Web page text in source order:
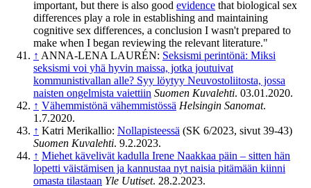
important, but there is also good evidence that biological sex
differences play a role in establishing and maintaining
cognitive sex differences, a conclusion I wasn't prepared to
make when I began reviewing the relevant literature."
↑ ANNA-LENA LAURÉN: Seksismi perintönä: Miksi
seksismi voi yhä hyvin maissa, jotka joutuivat
kommunistivallan alle? Syy löytyy Neuvostoliitosta, jossa
naisten ongelmista vaiettiin Suomen Kuvalehti. 03.01.2020.
↑ Vähemmistönä vähemmistössä Helsingin Sanomat.
1.7.2020.
↑ Katri Merikallio: Nollapisteessä (SK 6/2023, sivut 39-43)
Suomen Kuvalehti. 9.2.2023.
↑ Miehet kävelivät kadulla Irene Naakkaa päin – sitten hän
lopetti väistämisen ja kannustaa nyt naisia pitämään kiinni
omasta tilastaan Yle Uutiset. 28.2.2023.